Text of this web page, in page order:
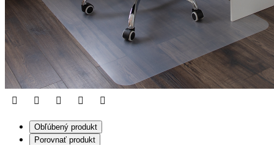
Obľúbený produkt
Porovnať produkt